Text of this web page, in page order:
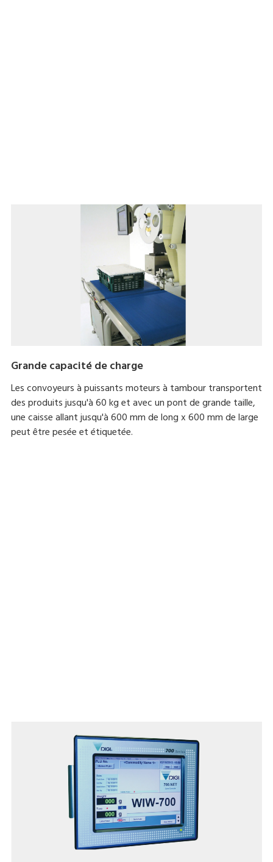
Grande capacité de charge
Les convoyeurs à puissants moteurs à tambour transportent
des produits jusqu'à 60 kg et avec un pont de grande taille,
une caisse allant jusqu'à 600 mm de long x 600 mm de large
peut être pesée et étiquetée.